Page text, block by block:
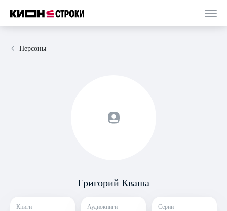
Персоны
Григорий Кваша
Книги Аудиокниги Серии